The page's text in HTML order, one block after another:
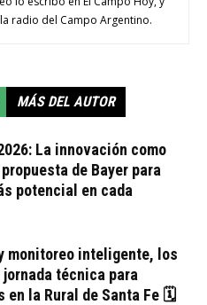
radio del Campo Argentino.
MÁS DEL AUTOR
La innovación como
de Bayer para
potencial en cada
monitoreo inteligente, los
jornada técnica para
en la Rural de Santa Fe 🗓